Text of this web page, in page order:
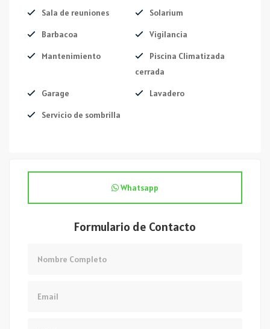
Sala de reuniones
Solarium
Barbacoa
Vigilancia
Mantenimiento
Piscina Climatizada
cerrada
Garage
Lavadero
Servicio de sombrilla
Whatsapp
Formulario de Contacto